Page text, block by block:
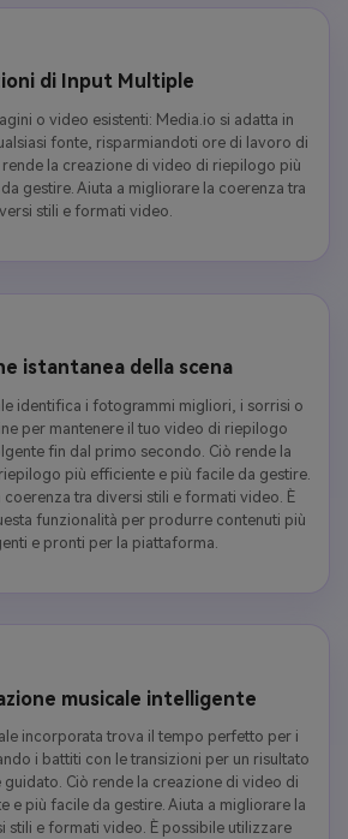
di Input Multiple
o video esistenti: Media.io si adatta in
fonte, risparmiandoti ore di lavoro di
rende la creazione di video di riepilogo più
gestire. Aiuta a migliorare la coerenza tra
stili e formati video.
istantanea della scena
identifica i fotogrammi migliori, i sorrisi o
per mantenere il tuo video di riepilogo
fin dal primo secondo. Ciò rende la
più efficiente e più facile da gestire.
tra diversi stili e formati video. È
funzionalità per produrre contenuti più
e pronti per la piattaforma.
musicale intelligente
incorporata trova il tempo perfetto per i
i battiti con le transizioni per un risultato
Ciò rende la creazione di video di
e più facile da gestire. Aiuta a migliorare la
stili e formati video. È possibile utilizzare